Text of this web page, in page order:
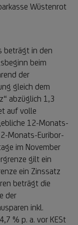
Wüstenrot
beträgt in den
beim
der
gleich dem
abzüglich 1,3
auf volle
12-Monats-
Monats-Euribor-
im November
gilt ein
ein Zinssatz
beträgt die
der
inkl.
% p. a. vor KESt